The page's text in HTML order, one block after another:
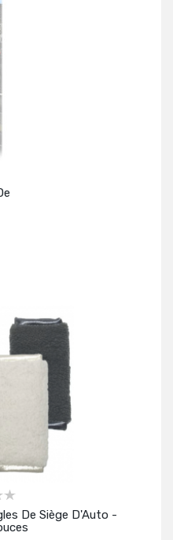
De Siège D'Auto -